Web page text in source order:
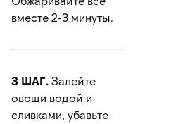
вместе 2-3 минуты.
3 ШАГ. Залейте
овощи водой и
сливками, убавьте